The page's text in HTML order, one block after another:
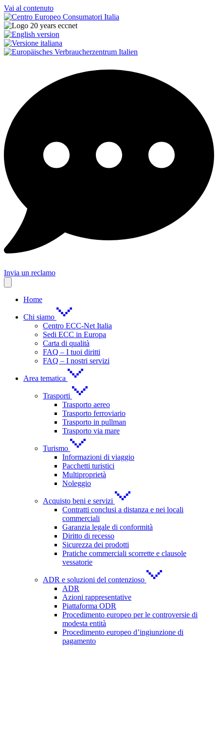
Vai al contenuto
Invia un reclamo
Home
Chi siamo
Centro ECC-Net Italia
Sedi ECC in Europa
Carta di qualità
FAQ – I tuoi diritti
FAQ – I nostri servizi
Area tematica
Trasporti
Trasporto aereo
Trasporto ferroviario
Trasporto in pullman
Trasporto via mare
Turismo
Informazioni di viaggio
Pacchetti turistici
Multiproprietà
Noleggio
Acquisto beni e servizi
Contratti conclusi a distanza e nei locali
commerciali
Garanzia legale di conformità
Diritto di recesso
Sicurezza dei prodotti
Pratiche commerciali scorrette e clausole
vessatorie
ADR e soluzioni del contenzioso
ADR
Azioni rappresentative
Piattaforma ODR
Procedimento europeo per le controversie di
modesta entità
Procedimento europeo d’ingiunzione di
pagamento